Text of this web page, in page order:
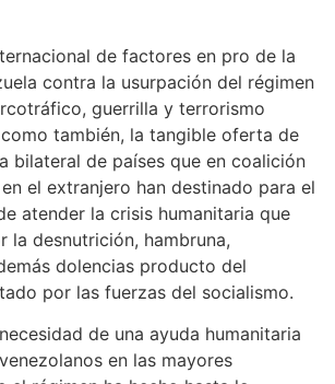
de factores en pro de la
contra la usurpación del régimen
guerrilla y terrorismo
también, la tangible oferta de
bilateral de países que en coalición
el extranjero han destinado para el
atender la crisis humanitaria que
la desnutrición, hambruna,
dolencias producto del
por las fuerzas del socialismo.
de una ayuda humanitaria
en las mayores